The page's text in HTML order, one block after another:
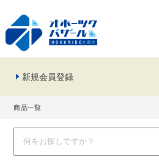
新規会員登録
商品一覧